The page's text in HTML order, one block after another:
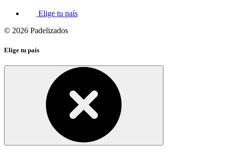
Elige tu país
© 2026 Padelizados
Elige tu país